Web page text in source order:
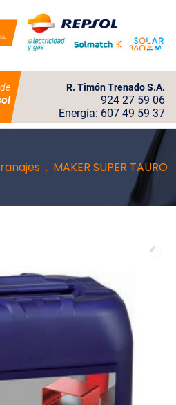
R. Timón Trenado S.A.
924 27 59 06
Energía: 607 49 59 37
MAKER SUPER TAURO